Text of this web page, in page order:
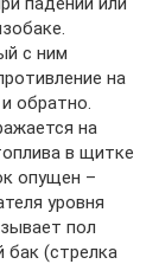
с ним
на
обратно.
на
в щитке
опущен –
уровня
пол
бак (стрелка